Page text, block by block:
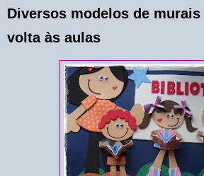
Diversos modelos de
volta às aulas